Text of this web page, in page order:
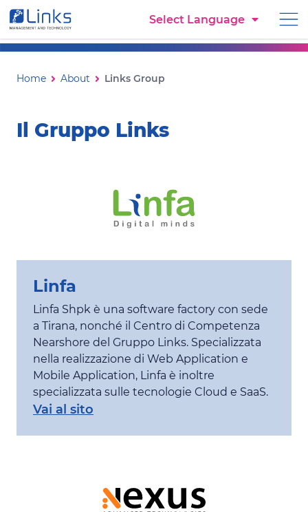
Torna alla homepage
Vai al menu di navigazione
Vai ai contenuti
Select Language
Links Group
Ti trovi in:
Home About Links Group
Il Gruppo Links
Linfa
Linfa Shpk è una software factory con sede
a Tirana, nonché il Centro di Competenza
Nearshore del Gruppo Links. Specializzata
nella realizzazione di Web Application e
Mobile Application, Linfa è inoltre
specializzata sulle tecnologie Cloud e SaaS.
Vai al sito